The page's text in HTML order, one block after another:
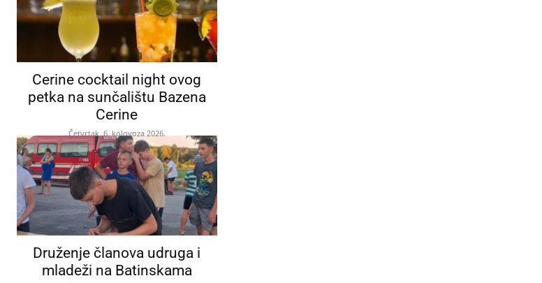
Cerine cocktail night ovog
petka na sunčalištu Bazena
Cerine
Četvrtak, 6. kolovoza 2026.
Druženje članova udruga i
mladeži na Batinskama